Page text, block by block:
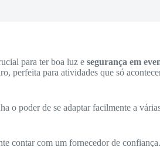
para ter boa luz e segurança em
perfeita para atividades que só
o poder de se adaptar facilmente a
contar com um fornecedor de